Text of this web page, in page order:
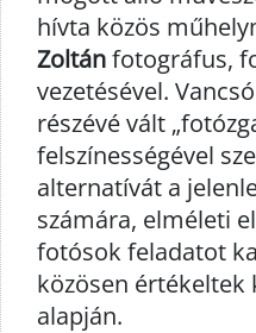
hívta közös
Zoltánfotográfus,
vezetésével.
részévé vált
felszínességével
alternatívát a
számára, elméleti
fotósok feladatot
közösen értékeltek
alapján.